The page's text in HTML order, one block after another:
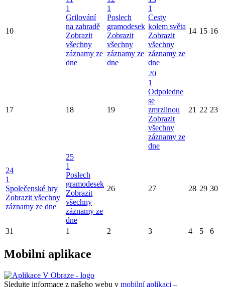
10
1
Grilování
na zahradě
Zobrazit
všechny
záznamy ze
dne
1
Poslech
gramodesek
Zobrazit
všechny
záznamy ze
dne
1
Cesty
kolem světa
Zobrazit
všechny
záznamy ze
dne
14 15 16
17 18 19
20
1
Odpoledne
se
zmrzlinou
Zobrazit
všechny
záznamy ze
dne
21 22 23
24
1
Společenské hry
Zobrazit všechny
záznamy ze dne
25
1
Poslech
gramodesek
Zobrazit
všechny
záznamy ze
dne
26 27 28 29 30
31 1 2 3 4 5 6
Mobilní aplikace
Sledujte informace z našeho webu v mobilní aplikaci –